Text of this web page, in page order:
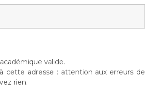
valide.
cette adresse : attention aux erreurs de
rien.